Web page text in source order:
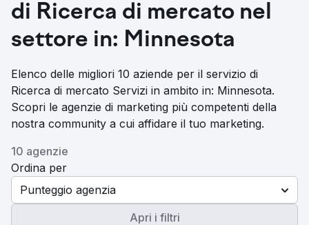
di Ricerca di mercato nel
settore in: Minnesota
Elenco delle migliori 10 aziende per il servizio di
Ricerca di mercato Servizi in ambito in: Minnesota.
Scopri le agenzie di marketing più competenti della
nostra community a cui affidare il tuo marketing.
10 agenzie
Ordina per
Punteggio agenzia
Apri i filtri